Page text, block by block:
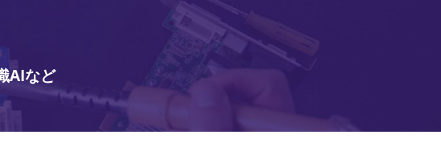
AIなど